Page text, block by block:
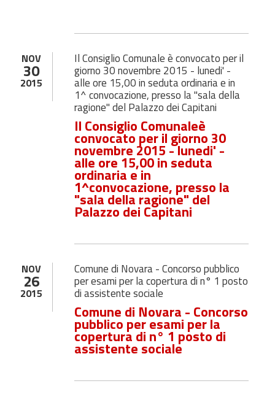
NOV
30
2015
Il Consiglio Comunale è convocato per il
giorno 30 novembre 2015 - lunedi' -
alle ore 15,00 in seduta ordinaria e in
1^ convocazione, presso la "sala della
ragione" del Palazzo dei Capitani
Il Consiglio Comunaleè
convocato per il giorno 30
novembre 2015 - lunedi' -
alle ore 15,00 in seduta
ordinaria e in
1^convocazione, presso la
"sala della ragione" del
Palazzo dei Capitani
NOV
26
2015
Comune di Novara - Concorso pubblico
per esami per la copertura di n° 1 posto
di assistente sociale
Comune di Novara - Concorso
pubblico per esami per la
copertura di n° 1 posto di
assistente sociale